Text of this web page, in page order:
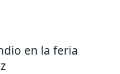
en la feria